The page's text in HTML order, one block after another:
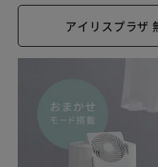
1年中快適な空気をつく
適応畳数約15畳（※鉄筋
あらゆるシーンでカラッ
【快適な湿度に自動調整
湿度に合わせて運転モー
ド」を搭載。
湿度が高いときは除湿、
アイリスプラザ